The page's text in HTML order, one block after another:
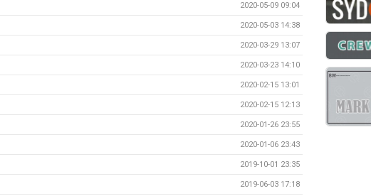
2020-05-09 09:04
2020-05-03 14:38
2020-03-29 13:07
2020-03-23 14:10
2020-02-15 13:01
2020-02-15 12:13
2020-01-26 23:55
2020-01-06 23:43
2019-10-01 23:35
2019-06-03 17:18